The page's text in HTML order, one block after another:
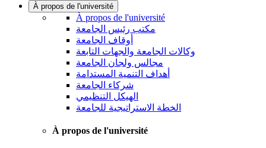
À propos de l'université
À propos de l'université
مكتب رئيس الجامعة
أوقاف الجامعة
وكالات الجامعة والجهات التابعة
مجالس ولجان الجامعة
أهداف التنمية المستدامة
شركاء الجامعة
الهيكل التنظيمي
الخطة الاستراتيجية للجامعة
À propos de l'université